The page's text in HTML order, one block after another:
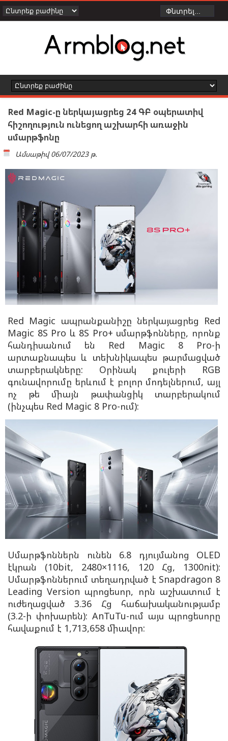
Red Magic-ը ներկայացրեց 24 ԳԲ օպերատիվ
հիշողություն ունեցող աշխարհի առաջին
սմարթֆոնը
Ամսաթիվ 06/07/2023 թ.
Red Magic ապրանքանիշը ներկայացրեց Red
Magic 8S Pro և 8S Pro+ սմարթֆոնները, որոնք
հանդիսանում են Red Magic 8 Pro-ի
արտաքնապես և տեխնիկապես թարմացված
տարբերակները: Օրինակ քուլերի RGB
գունավորումը երևում է բոլոր մոդելներում, այլ
ոչ թե միայն թափանցիկ տարբերակում
(ինչպես Red Magic 8 Pro-ում):
Սմարթֆոններն ունեն 6.8 դյույմանոց OLED
էկրան (10bit, 2480×1116, 120 Հց, 1300nit):
Սմարթֆոններում տեղադրված է Snapdragon 8
Leading Version պրոցեսոր, որն աշխատում է
ուժեղացված 3.36 Հց հաճախականությամբ
(3.2-ի փոխարեն): AnTuTu-ում այս պրոցեսորը
հավաքում է 1,713,658 միավոր: